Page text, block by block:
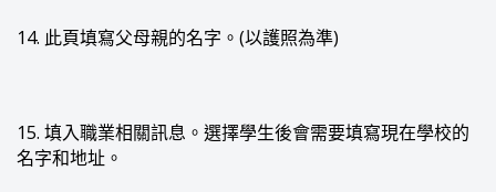
14. 此頁填寫父母親的名字。(以護照為準)
15. 填入職業相關訊息。選擇學生後會需要填寫現在學校的
名字和地址。